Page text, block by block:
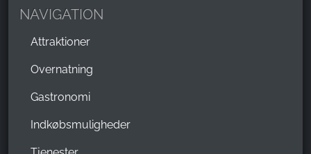
NAVIGATION
Attraktioner
Overnatning
Gastronomi
Indkøbsmuligheder